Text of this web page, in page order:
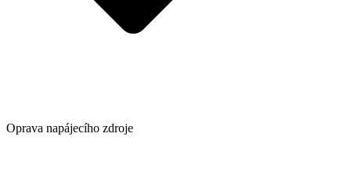
Oprava napájecího zdroje